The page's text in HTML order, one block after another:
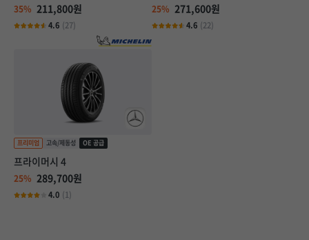
35% 211,800원
4.6 (27)
25% 271,600원
4.6 (22)
프라이머시 4
25% 289,700원
4.0 (1)